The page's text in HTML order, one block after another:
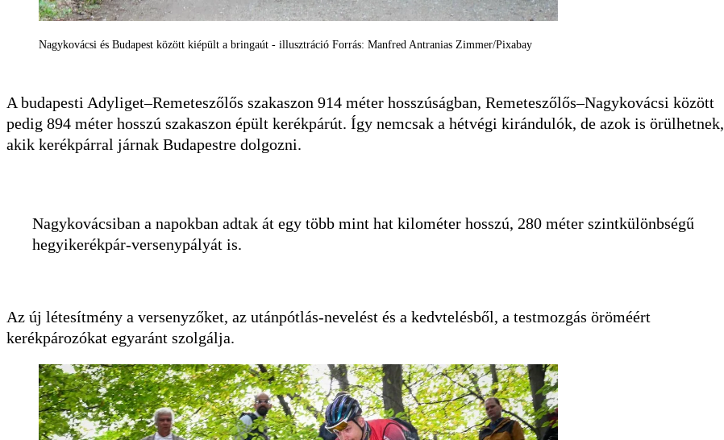
Nagykovácsi és Budapest között kiépült a bringaút - illusztráció Forrás: Manfred Antranias Zimmer/Pixabay
A budapesti Adyliget–Remeteszőlős szakaszon 914 méter hosszúságban, Remeteszőlős–Nagykovácsi között
pedig 894 méter hosszú szakaszon épült kerékpárút. Így nemcsak a hétvégi kirándulók, de azok is örülhetnek,
akik kerékpárral járnak Budapestre dolgozni.
Nagykovácsiban a napokban adtak át egy több mint hat kilométer hosszú, 280 méter szintkülönbségű
hegyikerékpár-versenypályát is.
Az új létesítmény a versenyzőket, az utánpótlás-nevelést és a kedvtelésből, a testmozgás öröméért
kerékpározókat egyaránt szolgálja.